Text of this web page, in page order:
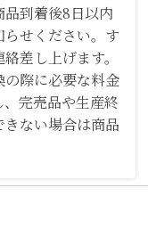
到着後8日以内
せください。す
差し上げます。
の際に必要な料金
完売品や生産終
ない場合は商品